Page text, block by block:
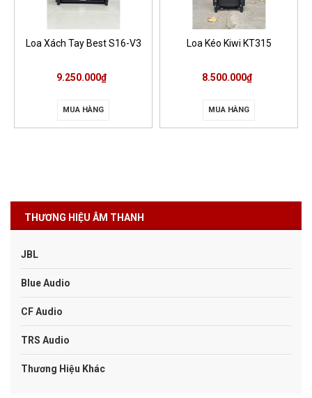
Loa Xách Tay Best S16-V3
9.250.000₫
MUA HÀNG
Loa Kéo Kiwi KT315
8.500.000₫
MUA HÀNG
THƯƠNG HIỆU ÂM THANH
JBL
Blue Audio
CF Audio
TRS Audio
Thương Hiệu Khác